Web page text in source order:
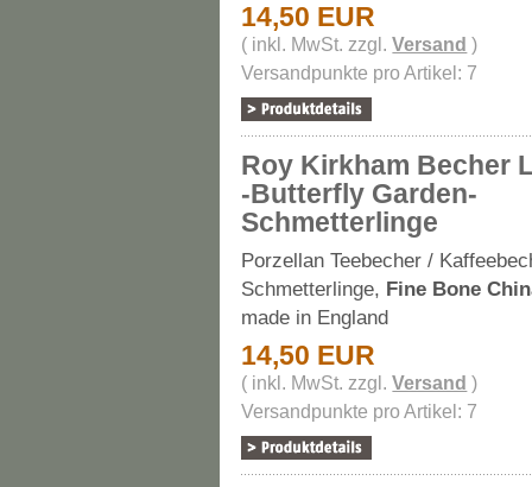
14,50 EUR
( inkl. MwSt. zzgl.Versand )
Versandpunkte pro Artikel: 7
Roy Kirkham Becher
-Butterfly Garden-
Schmetterlinge
Porzellan Teebecher /
Schmetterlinge, Fine Bone
made in England
14,50 EUR
( inkl. MwSt. zzgl.Versand )
Versandpunkte pro Artikel: 7